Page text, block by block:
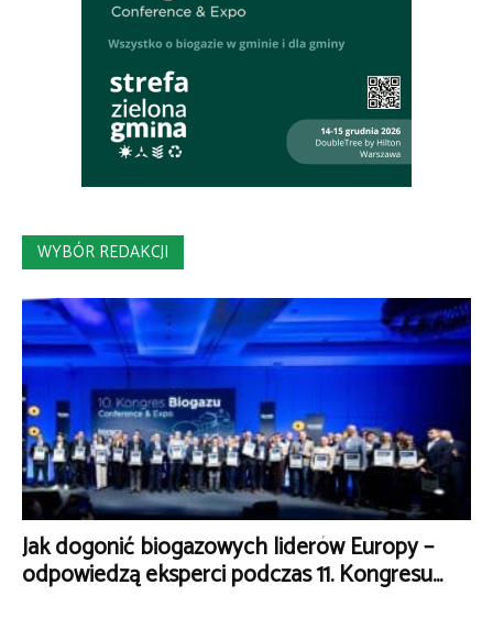
WYBÓR REDAKCJI
Jak dogonić biogazowych liderów Europy –
odpowiedzą eksperci podczas 11. Kongresu...